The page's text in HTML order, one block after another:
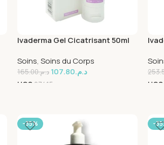
Ivaderma Gel Cicatrisant 50ml
Soins, Soins du Corps
د.م.165.00 د.م.107.80
UGS 27415 UGS
-35% -